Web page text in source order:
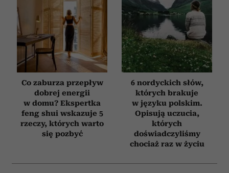
Co zaburza przepływ
dobrej energii
w domu? Ekspertka
feng shui wskazuje 5
rzeczy, których warto
się pozbyć
6 nordyckich słów,
których brakuje
w języku polskim.
Opisują uczucia,
których
doświadczyliśmy
chociaż raz w życiu